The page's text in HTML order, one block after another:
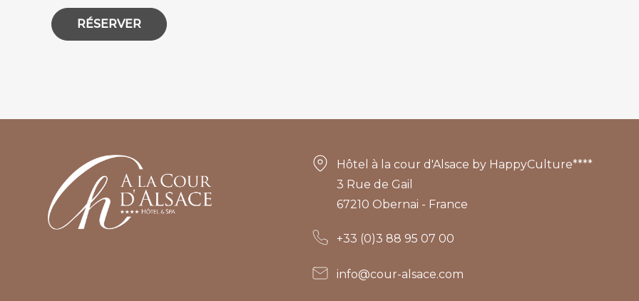
RÉSERVER
Hôtel à la cour d'Alsace by HappyCulture****
3 Rue de Gail
67210 Obernai - France
+33 (0)3 88 95 07 00
info@cour-alsace.com